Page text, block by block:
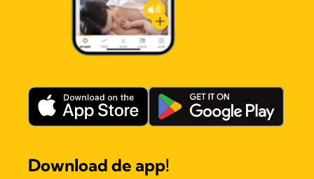
Download de app!